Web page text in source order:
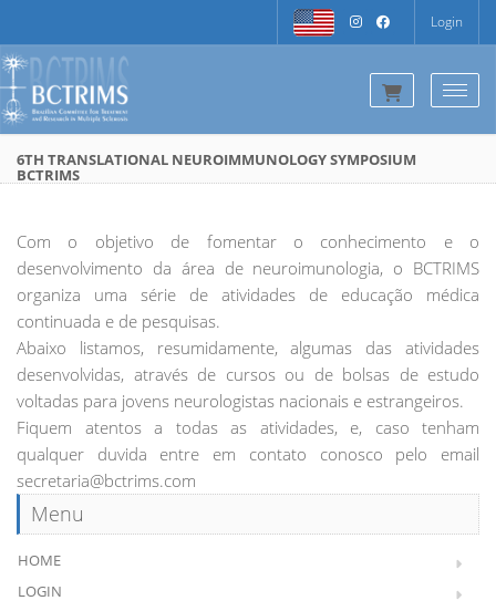
Login
6TH TRANSLATIONAL NEUROIMMUNOLOGY SYMPOSIUM
BCTRIMS
Com o objetivo de fomentar o conhecimento e o
desenvolvimento da área de neuroimunologia, o BCTRIMS
organiza uma série de atividades de educação médica
continuada e de pesquisas.
Abaixo listamos, resumidamente, algumas das atividades
desenvolvidas, através de cursos ou de bolsas de estudo
voltadas para jovens neurologistas nacionais e estrangeiros.
Fiquem atentos a todas as atividades, e, caso tenham
qualquer duvida entre em contato conosco pelo email
secretaria@bctrims.com
Menu
HOME
LOGIN